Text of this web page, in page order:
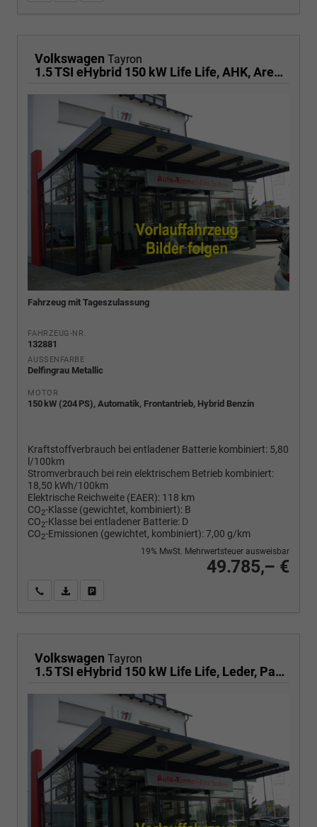
Volkswagen Tayron
1.5 TSI eHybrid 150 kW Life Life, AHK, AreaView, Side, Navi, Winter, 5-J. Garantie
Fahrzeug mit Tageszulassung
FAHRZEUG-NR.
132881
AUSSENFARBE
Delfingrau Metallic
MOTOR
150 kW (204 PS), Automatik, Frontantrieb, Hybrid Benzin
Kraftstoffverbrauch bei entladener Batterie kombiniert: 5,80
l/100km
Stromverbrauch bei rein elektrischem Betrieb kombiniert:
18,50 kWh/100km
Elektrische Reichweite (EAER): 118 km
CO2-Klasse (gewichtet, kombiniert): B
CO2-Klasse bei entladener Batterie: D
CO2-Emissionen (gewichtet, kombiniert):7,00 g/km
49.785,– €
19% MwSt. Mehrwertsteuer ausweisbar
Wir rufen Sie anPDF-Fahrzeugexposé drucken
Volkswagen Tayron
1.5 TSI eHybrid 150 kW Life Life, Leder, Pano, HuD, AHK, AreaView, Side, Navi, Winter, 5-J. Garantie